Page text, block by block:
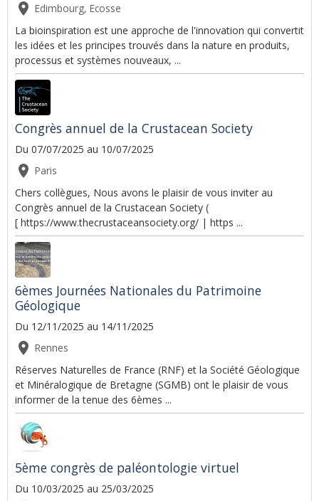
Edimbourg, Ecosse
La bioinspiration est une approche de l'innovation qui convertit
les idées et les principes trouvés dans la nature en produits,
processus et systèmes nouveaux, ...
Congrès annuel de la Crustacean Society
Du 07/07/2025 au 10/07/2025
Paris
Chers collègues, Nous avons le plaisir de vous inviter au
Congrès annuel de la Crustacean Society (
[ https://www.thecrustaceansociety.org/ | https ...
6èmes Journées Nationales du Patrimoine
Géologique
Du 12/11/2025 au 14/11/2025
Rennes
Réserves Naturelles de France (RNF) et la Société Géologique
et Minéralogique de Bretagne (SGMB) ont le plaisir de vous
informer de la tenue des 6èmes ...
5ème congrès de paléontologie virtuel
Du 10/03/2025 au 25/03/2025